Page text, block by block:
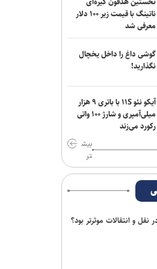
ایران در مسابقات ورزش
دارم/ حضورم در مس
پیوست
بازیکنان ملوان به
ناتینگ با قیمت زیر ۱۰۰ دلار
معرفی شد
گوشی داغ را داخل یخچال
نگذارید!
آیکو نئو ۱۱S با باتری ۹ هزار
میلی‌آمپری و شارژ ۱۰۰ واتی
رکورد می‌زند
بیش
تر
نقل و انتقالات موثرتر بود؟